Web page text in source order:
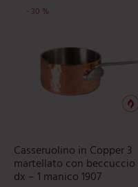
- 30 %
Casseruolino in Copper 3
martellato con beccuccio
dx – 1 manico 1907